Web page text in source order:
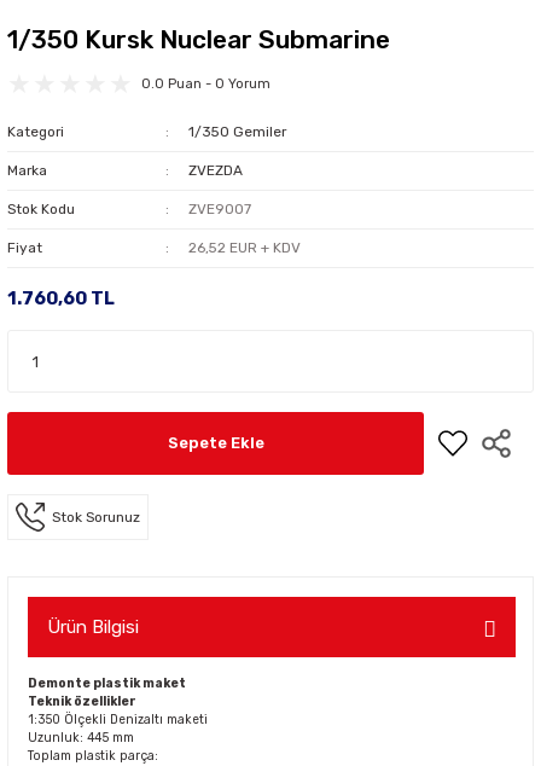
1/350 Kursk Nuclear Submarine
0.0 Puan - 0 Yorum
Kategori 1/350 Gemiler
Marka ZVEZDA
Stok Kodu ZVE9007
Fiyat 26,52 EUR + KDV
1.760,60 TL
Sepete Ekle
Stok Sorunuz
Ürün Bilgisi
Demonte plastik maket
Teknik özellikler
1:350 Ölçekli Denizaltı maketi
Uzunluk: 445 mm
Toplam plastik parça: